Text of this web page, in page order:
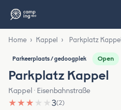
Home › Kappel › Parkplatz Kappel
Parkeerplaats / gedoogplek Open
Parkplatz Kappel
Kappel · Eisenbahnstraße
★ ★ ★ ★ ★3(2)